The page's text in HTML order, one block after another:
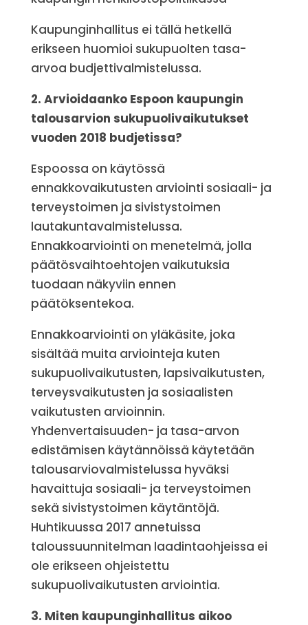
Kaupunginhallitus ei tällä hetkellä
erikseen huomioi sukupuolten tasa-
arvoa budjettivalmistelussa.
2. Arvioidaanko Espoon kaupungin
talousarvion sukupuolivaikutukset
vuoden 2018 budjetissa?
Espoossa on käytössä
ennakkovaikutusten arviointi sosiaali- ja
terveystoimen ja sivistystoimen
lautakuntavalmistelussa.
Ennakkoarviointi on menetelmä, jolla
päätösvaihtoehtojen vaikutuksia
tuodaan näkyviin ennen
päätöksentekoa.
Ennakkoarviointi on yläkäsite, joka
sisältää muita arviointeja kuten
sukupuolivaikutusten, lapsivaikutusten,
terveysvaikutusten ja sosiaalisten
vaikutusten arvioinnin.
Yhdenvertaisuuden- ja tasa-arvon
edistämisen käytännöissä käytetään
talousarviovalmistelussa hyväksi
havaittuja sosiaali- ja terveystoimen
sekä sivistystoimen käytäntöjä.
Huhtikuussa 2017 annetuissa
taloussuunnitelman laadintaohjeissa ei
ole erikseen ohjeistettu
sukupuolivaikutusten arviointia.
3. Miten kaupunginhallitus aikoo